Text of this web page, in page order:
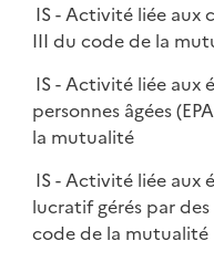
IS - Activité liée aux
III du code de la
IS - Activité liée aux
personnes âgées
la mutualité
IS - Activité liée aux
lucratif gérés par
code de la mutualité